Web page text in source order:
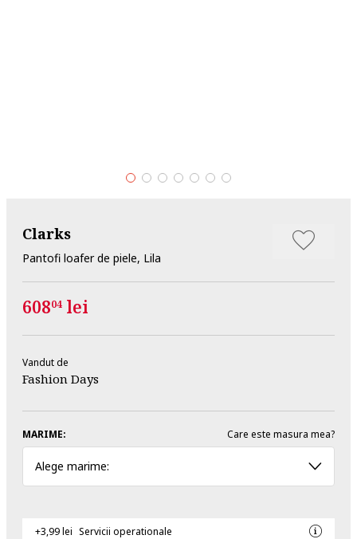
Clarks
Pantofi loafer de piele, Lila
60804 lei
Vandut de
Fashion Days
MARIME: Care este masura mea?
Alege marime:
+3,99 lei Servicii operationale